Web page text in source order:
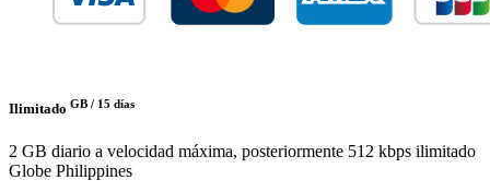
Ilimitado GB / 15 días
2 GB diario a velocidad máxima, posteriormente 512 kbps ilimitado
Globe Philippines